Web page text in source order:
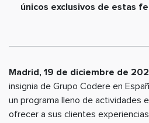
únicos exclusivos de estas
Madrid, 19 de diciembre de
insignia de Grupo Codere en
un programa lleno de actividades
ofrecer a sus clientes